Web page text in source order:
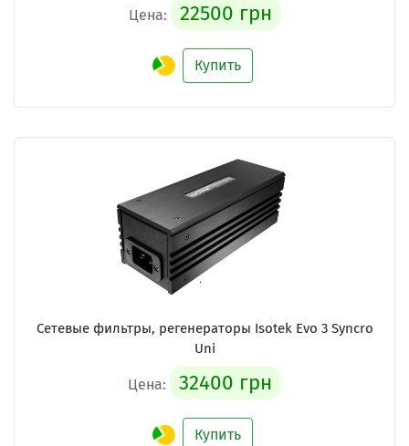
Цена: 22500 грн
Купить
Сетевые фильтры, регенераторы Isotek Evo 3 Syncro
Uni
Цена: 32400 грн
Купить